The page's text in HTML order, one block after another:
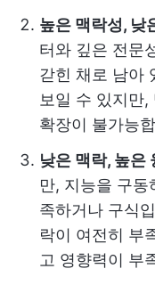
높은 맥락성, 낮
터와 깊은 전문
갇힌 채로 남아
보일 수 있지만,
확장이 불가능
낮은 맥락, 높은
만, 지능을 구
족하거나 구식
락이 여전히 부
고 영향력이 부